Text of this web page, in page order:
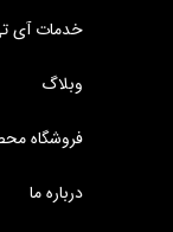
خدمات آی
وبلاگ
فروشگاه
درباره ما